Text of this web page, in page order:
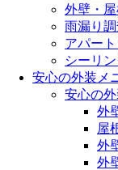
外壁・
雨漏り
アパー
シーリ
安心の外装メ
安心の
外
屋
外
外